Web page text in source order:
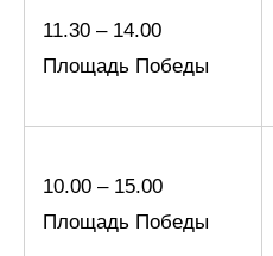
11.30 – 14.00
Площадь Победы
10.00 – 15.00
Площадь Победы